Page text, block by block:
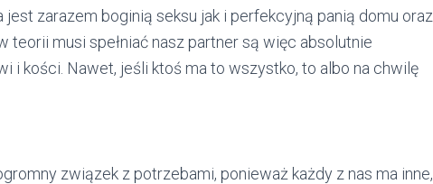
zarazem boginią seksu jak i perfekcyjną panią domu oraz
teorii musi spełniać nasz partner są więc absolutnie
i kości. Nawet, jeśli ktoś ma to wszystko, to albo na chwilę
związek z potrzebami, ponieważ każdy z nas ma inne,